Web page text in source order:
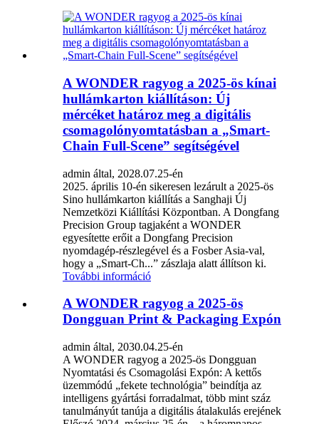
A WONDER ragyog a 2025-ös kínai
hullámkarton kiállításon: Új
mércéket határoz meg a digitális
csomagolónyomtatásban a „Smart-
Chain Full-Scene” segítségével
admin által, 2028.07.25-én
2025. április 10-én sikeresen lezárult a 2025-ös
Sino hullámkarton kiállítás a Sanghaji Új
Nemzetközi Kiállítási Központban. A Dongfang
Precision Group tagjaként a WONDER
egyesítette erőit a Dongfang Precision
nyomdagép-részlegével és a Fosber Asia-val,
hogy a „Smart-Ch...” zászlaja alatt állítson ki.
További információ
A WONDER ragyog a 2025-ös
Dongguan Print & Packaging Expón
admin által, 2030.04.25-én
A WONDER ragyog a 2025-ös Dongguan
Nyomtatási és Csomagolási Expón: A kettős
üzemmódú „fekete technológia” beindítja az
intelligens gyártási forradalmat, több mint száz
tanulmányút tanúja a digitális átalakulás erejének